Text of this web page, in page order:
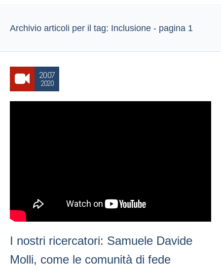
Archivio articoli per il tag: Inclusione - pagina 1
20.07
2020
I nostri ricercatori: Samuele Davide
Molli, come le comunità di fede